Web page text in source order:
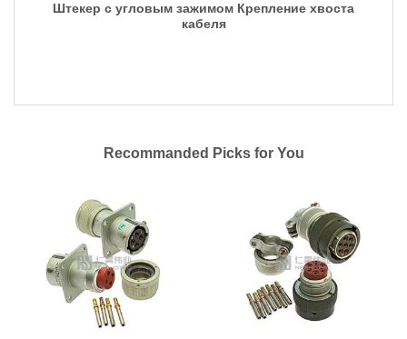
Штекер с угловым зажимом Крепление хвоста
кабеля
Recommanded Picks for You